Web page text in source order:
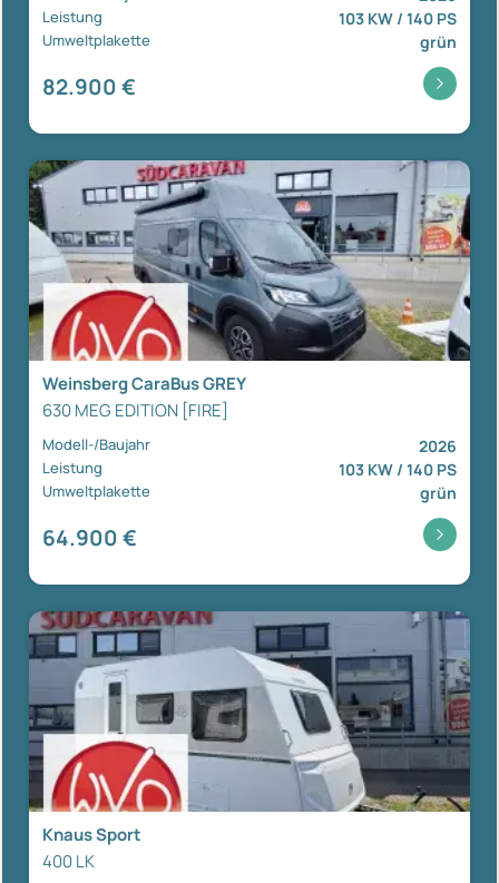
Leistung 103 KW / 140 PS
Umweltplakette grün
82.900 €
Weinsberg CaraBus GREY
630 MEG EDITION [FIRE]
Modell-/Baujahr 2026
Leistung 103 KW / 140 PS
Umweltplakette grün
64.900 €
Knaus Sport
400 LK